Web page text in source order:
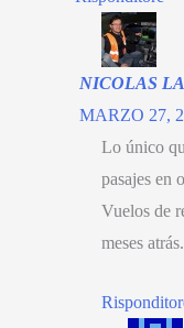
NICOLAS
MARZO 27,
Lo único
pasajes en
Vuelos de
meses atrás.